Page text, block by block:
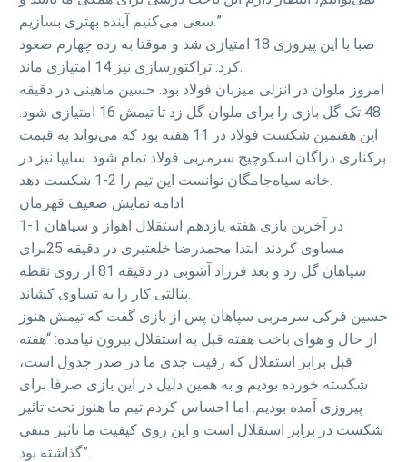
سعی می‌کنیم آینده بهتری بسازیم.”
صبا با این پیروزی 18 امتیازی شد و موقتا به رده چهارم صعود
کرد. تراکتورسازی نیز 14 امتیازی ماند.
امروز ملوان در انزلی میزبان فولاد بود. حسین ماهینی در دقیقه
48 تک گل بازی را برای ملوان گل زد تا تیمش 16 امتیازی شود.
این هفتمین شکست فولاد در 11 هفته بود که می‌تواند به قیمت
برکناری دراگان اسکوچیچ سرمربی فولاد تمام شود. سایپا نیز در
خانه سیاه‌جامگان توانست این تیم را 2-1 شکست دهد.
ادامه نمایش ضعیف قهرمان
در آخرین بازی هفته یازدهم استقلال اهواز و سپاهان 1-1
مساوی کردند. ابتدا محمدرضا خلعتبری در دقیقه 25برای
سپاهان گل زد و بعد فرزاد آشوبی در دقیقه 81 از روی نقطه
پنالتی کار را به تساوی کشاند.
حسین فرکی سرمربی سپاهان پس از بازی گفت که تیمش هنوز
از حال و هوای باخت هفته قبل به استقلال بیرون نیامده: “هفته
قبل برابر استقلال که رقیب جدی ما در صدر جدول است،
شکسته خورده بودیم و به همین دلیل در این بازی صرفا برای
پیروزی آمده بودیم. اما احساس کردم تیم ما هنوز تحت تاثیر
شکست در برابر استقلال است و این روی کیفیت ما تاثیر منفی
گذاشته بود”.